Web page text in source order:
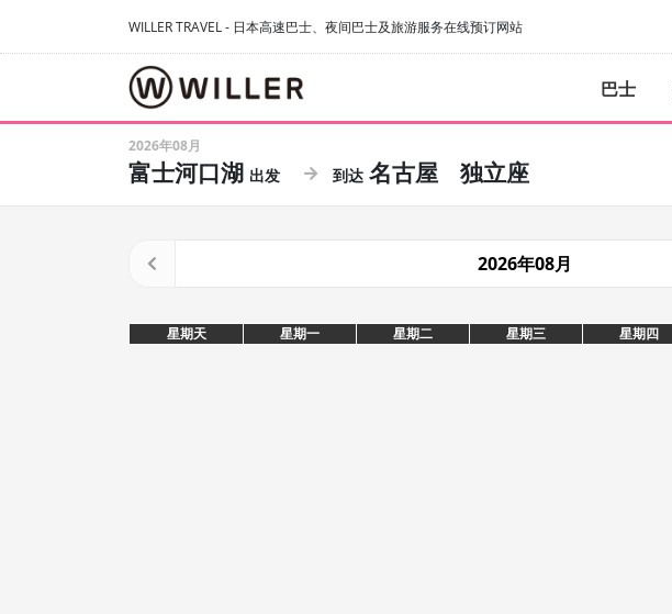
WILLER TRAVEL - 日本高速巴士、夜间巴士及旅游服务在线预订网站
巴士
2026年08月
富士河口湖 名古屋 独立座
2026年08月
星期天 星期一 星期二 星期三 星期四